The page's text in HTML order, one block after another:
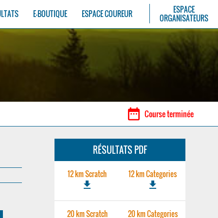
E-BOUTIQUE ESPACE COUREUR
ESPACE
ORGANISATEURS
date_range Course terminée
RÉSULTATS PDF
12 km Scratch
file_download
12 km Categories
file_download
20 km Scratch 20 km Categories